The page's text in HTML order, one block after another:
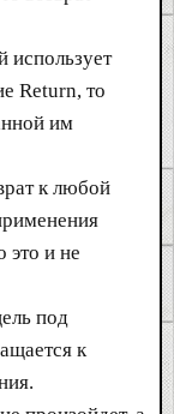
использует
Return, то
им
к любой
это и не
под
к